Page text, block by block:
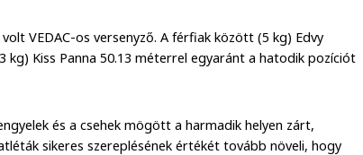
VEDAC-os versenyző. A férfiak között (5 kg) Edvy
kg) Kiss Panna 50.13 méterrel egyaránt a hatodik pozíciót
és a csehek mögött a harmadik helyen zárt,
sikeres szereplésének értékét tovább növeli, hogy